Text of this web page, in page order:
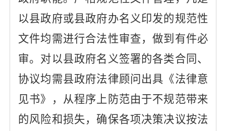
以县政府或县政府办名义印发的规范性
文件均需进行合法性审查，做到有件必
审。对以县政府名义签署的各类合同、
协议均需县政府法律顾问出具《法律意
见书》，从程序上防范由于不规范带来
的风险和损失，确保各项决策决议按法